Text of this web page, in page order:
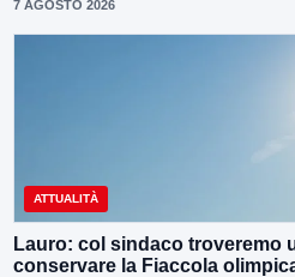
7 AGOSTO 2026
ATTUALITÀ
Lauro: col sindaco troveremo
conservare la Fiaccola